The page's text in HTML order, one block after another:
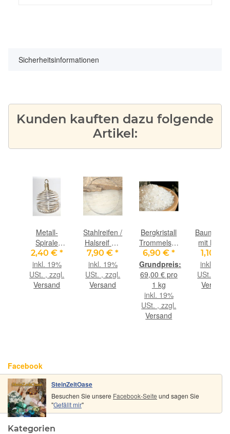
Sicherheitsinformationen
Kunden kauften dazu folgende
Artikel:
Metall-
Spirale
groß, ca.
2,8 cm
Durchm.,
silberfarben
2,40 € *
inkl. 19%
USt. , zzgl.
Versand
Stahlreifen /
Halsreif mit
Drehverschluss
- stahlgrau /
silber - 4
dünne
7,90 €*
inkl. 19%
USt. , zzgl.
Versand
Bergkristall
Trommelsteine
/ Granulat /
Ladechips /
Ladesteine
- Gr. XXS -
AA-
Sonderqualität
- ca. 100 g
6,90 € *
69,00 € pro
1 kg
inkl. 19%
USt. , zzgl.
Versand
mit
klein, ca.
cm x 10
1,10 €
inkl. 19%
USt. ,
Versand
Facebook
SteinZeitOase
Besuchen Sie unsere Facebook-Seite und sagen Sie
"Gefällt mir"
Kategorien